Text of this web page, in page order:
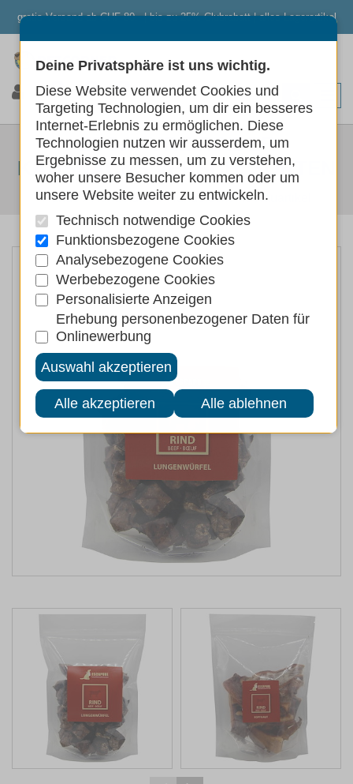
gratis Versand ab CHF 80.- | bis zu 25% Clubrabatt | alles Lagerartikel
0 0 0
ESCAPURE RINDER
KAUSNACKS VERSCH. SORTEN
Hunde Hundefutter Hundeleckerlis Kauartikel
Deine Privatsphäre ist uns wichtig.
Diese Website verwendet Cookies und
Targeting Technologien, um dir ein besseres
Internet-Erlebnis zu ermöglichen. Diese
Technologien nutzen wir ausserdem, um
Ergebnisse zu messen, um zu verstehen,
woher unsere Besucher kommen oder um
unsere Website weiter zu entwickeln.
Technisch notwendige Cookies
Funktionsbezogene Cookies
Analysebezogene Cookies
Werbebezogene Cookies
Personalisierte Anzeigen
Erhebung personenbezogener Daten für
Onlinewerbung